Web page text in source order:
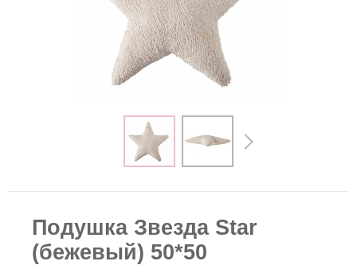
Подушка Звезда Star
(бежевый) 50*50